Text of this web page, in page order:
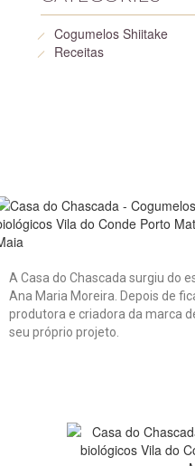
Cogumelos Shiitake
Receitas
A Casa do Chascada surgiu do
Ana Maria Moreira. Depois de
produtora e criadora da marca
seu próprio projeto.